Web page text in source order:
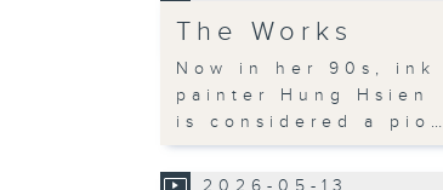
The Works
Now in her 90s, ink
painter Hung Hsien
is considered a pio…